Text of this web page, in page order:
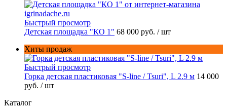
Быстрый просмотр
Детская площадка "КО 1" 68 000 руб. / шт
Хиты продаж
Быстрый просмотр
Горка детская пластиковая "S-line / Tsuri", L 2.9 м 14 000
руб. / шт
Каталог